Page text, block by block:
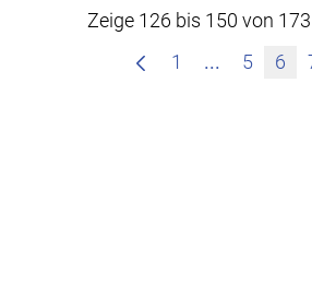
Zeige 126 bis 150 von
1
... 5 6